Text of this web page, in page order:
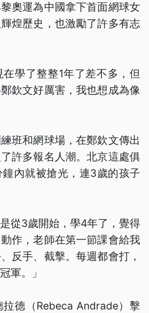
奧運為中國拿下首面網球女
煌歷史，也激勵了許多有志
學了整整1年了差不多，但
欽文好厲害，我也想成為像
班和網球場，在鄭欽文傳出
許多報名人潮。北京這處俱
內就被搶光，連3歲的孩子
從3歲開始，學4年了，覺得
作，老師在第一節課會給我
反手、截擊。每週都會打，
軍。」
德（Rebeca Andrade）擊